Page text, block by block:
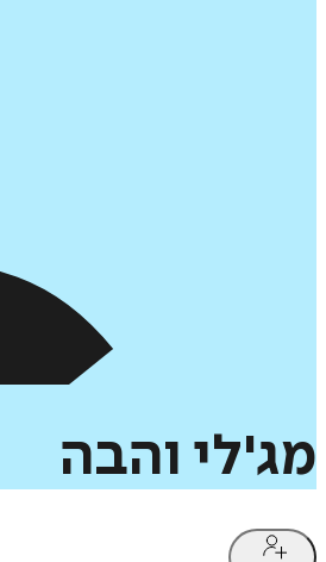
מג'לי והבה